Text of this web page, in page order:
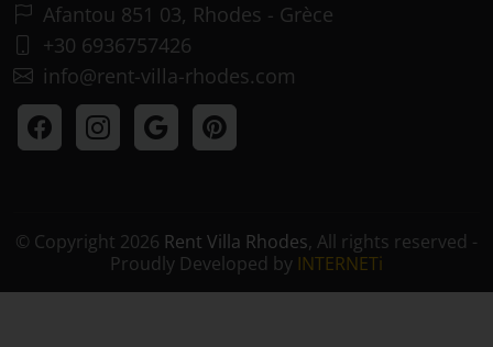
Afantou 851 03, Rhodes - Grèce
+30 6936757426
info@rent-villa-rhodes.com
© Copyright 2026 Rent Villa Rhodes, All rights reserved -
Proudly Developed by INTERNETi